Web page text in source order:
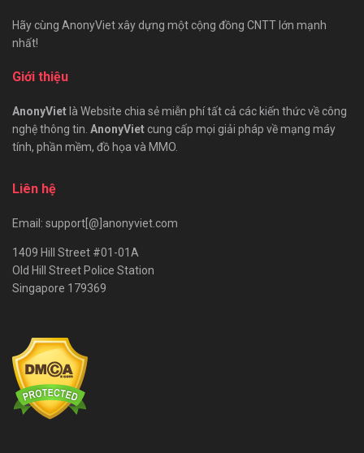
Hãy cùng AnonyViet xây dựng một cộng đồng CNTT lớn mạnh
nhất!
Giới thiệu
AnonyVietlà Website chia sẻ miễn phí tất cả các kiến thức về công
nghệ thông tin. AnonyViet cung cấp mọi giải pháp về mạng máy
tính, phần mềm, đồ họa và MMO.
Liên hệ
Email: support[@]anonyviet.com
1409 Hill Street #01-01A
Old Hill Street Police Station
Singapore 179369